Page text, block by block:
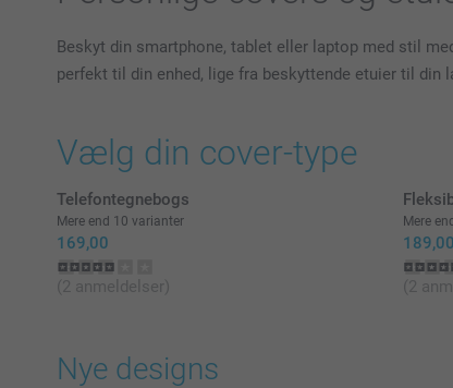
Beskyt din smartphone, tablet eller laptop med stil
perfekt til din enhed, lige fra beskyttende etuier til
Vælg din cover-type
Telefontegnebogs
Mere end 10 varianter
169,00
(2 anmeldelser)
Mere
189,00
(2
Nye designs